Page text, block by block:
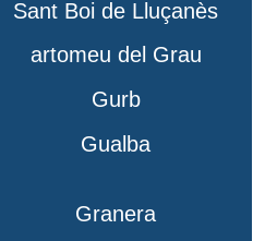
Sant Boi de Lluçanès
artomeu del Grau
Gurb
Gualba
Granera